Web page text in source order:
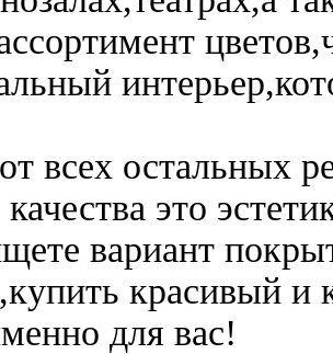
всех остальных
качества это
вариант
красивый и
для вас!